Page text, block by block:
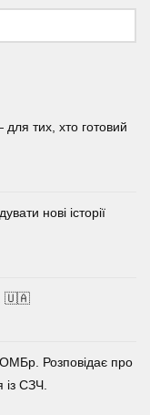
тих, хто готовий
нові історії
🇺🇦
Розповідає про
СЗЧ.